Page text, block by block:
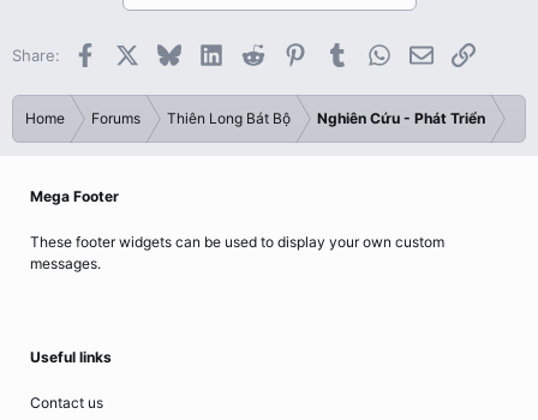
Share: Facebook BlueskyLinkedInReddit PinterestTumblrWhatsApp
EmailLink
Home Forums Thiên Long Bát Bộ Nghiên Cứu - Phát Triển
Mega Footer
These footer widgets can be used to display your own custom
messages.
Useful links
Contact us